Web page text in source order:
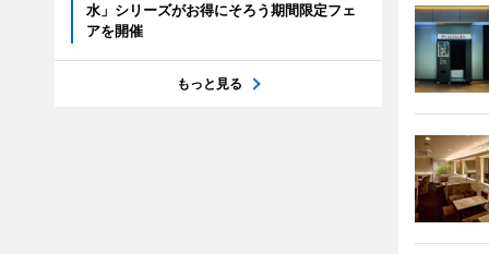
水」シリーズがお得にそろう期間限定フェ
アを開催
もっと見る